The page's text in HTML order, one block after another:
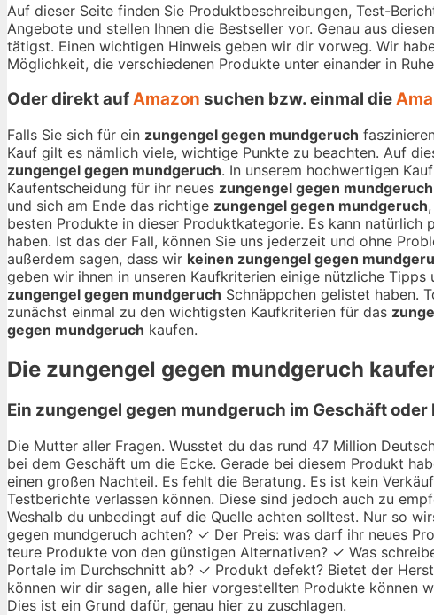
Auf dieser Seite finden Sie Produktbeschreibungen, Test-
Angebote und stellen Ihnen die Bestseller vor. Genau aus
tätigst. Einen wichtigen Hinweis geben wir dir vorweg. Wir
Möglichkeit, die verschiedenen Produkte unter einander in
Oder direkt aufAmazon suchen bzw. einmal die
Falls Sie sich für ein zungengel gegen mundgeruch
Kauf gilt es nämlich viele, wichtige Punkte zu beachten. Auf
zungengel gegen mundgeruch. In unserem hochwertigen
Kaufentscheidung für ihr neues zungengel gegen mundgeruch
und sich am Ende das richtige zungengel gegen mundgeruch
besten Produkte in dieser Produktkategorie. Es kann natürlich
haben. Ist das der Fall, können Sie uns jederzeit und ohne
außerdem sagen, dass wir keinen zungengel gegen
geben wir ihnen in unseren Kaufkriterien einige nützliche
zungengel gegen mundgeruch Schnäppchen gelistet haben.
zunächst einmal zu den wichtigsten Kaufkriterien für das
gegen mundgeruch kaufen.
Die zungengel gegen mundgeruch
Ein zungengel gegen mundgeruch im Geschäft
Die Mutter aller Fragen. Wusstet du das rund 47 Million
bei dem Geschäft um die Ecke. Gerade bei diesem Produkt
einen großen Nachteil. Es fehlt die Beratung. Es ist kein
Testberichte verlassen können. Diese sind jedoch auch zu
Weshalb du unbedingt auf die Quelle achten solltest. Nur so
gegen mundgeruch achten? ✓ Der Preis: was darf ihr neues
teure Produkte von den günstigen Alternativen? ✓ Was
Portale im Durchschnitt ab? ✓ Produkt defekt? Bietet der
können wir dir sagen, alle hier vorgestellten Produkte können
Dies ist ein Grund dafür, genau hier zu zuschlagen.